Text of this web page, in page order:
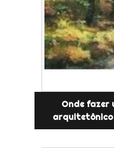
Onde fazer
arquitetônico